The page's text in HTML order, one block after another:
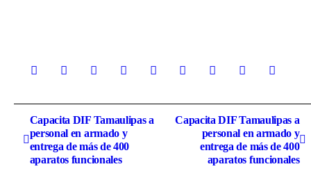
Navegación
de
Capacita DIF Tamaulipas a
personal en armado y
entrega de más de 400
aparatos funcionales
Capacita DIF Tamaulipas a
personal en armado y
entrega de más de 400
aparatos funcionales